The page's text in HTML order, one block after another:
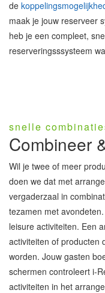
de
maak je jouw reserveer
heb je een compleet,
reserveringsssysteem
snelle
Combineer
Wil je twee of meer
doen we dat met
vergaderzaal in
tezamen met
leisure activiteiten. Een
activiteiten of producten
worden. Jouw gasten
schermen controleert i-
activiteiten in het